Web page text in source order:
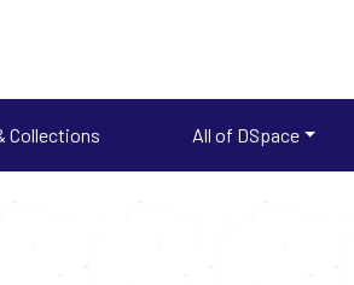
Collections All of DSpace